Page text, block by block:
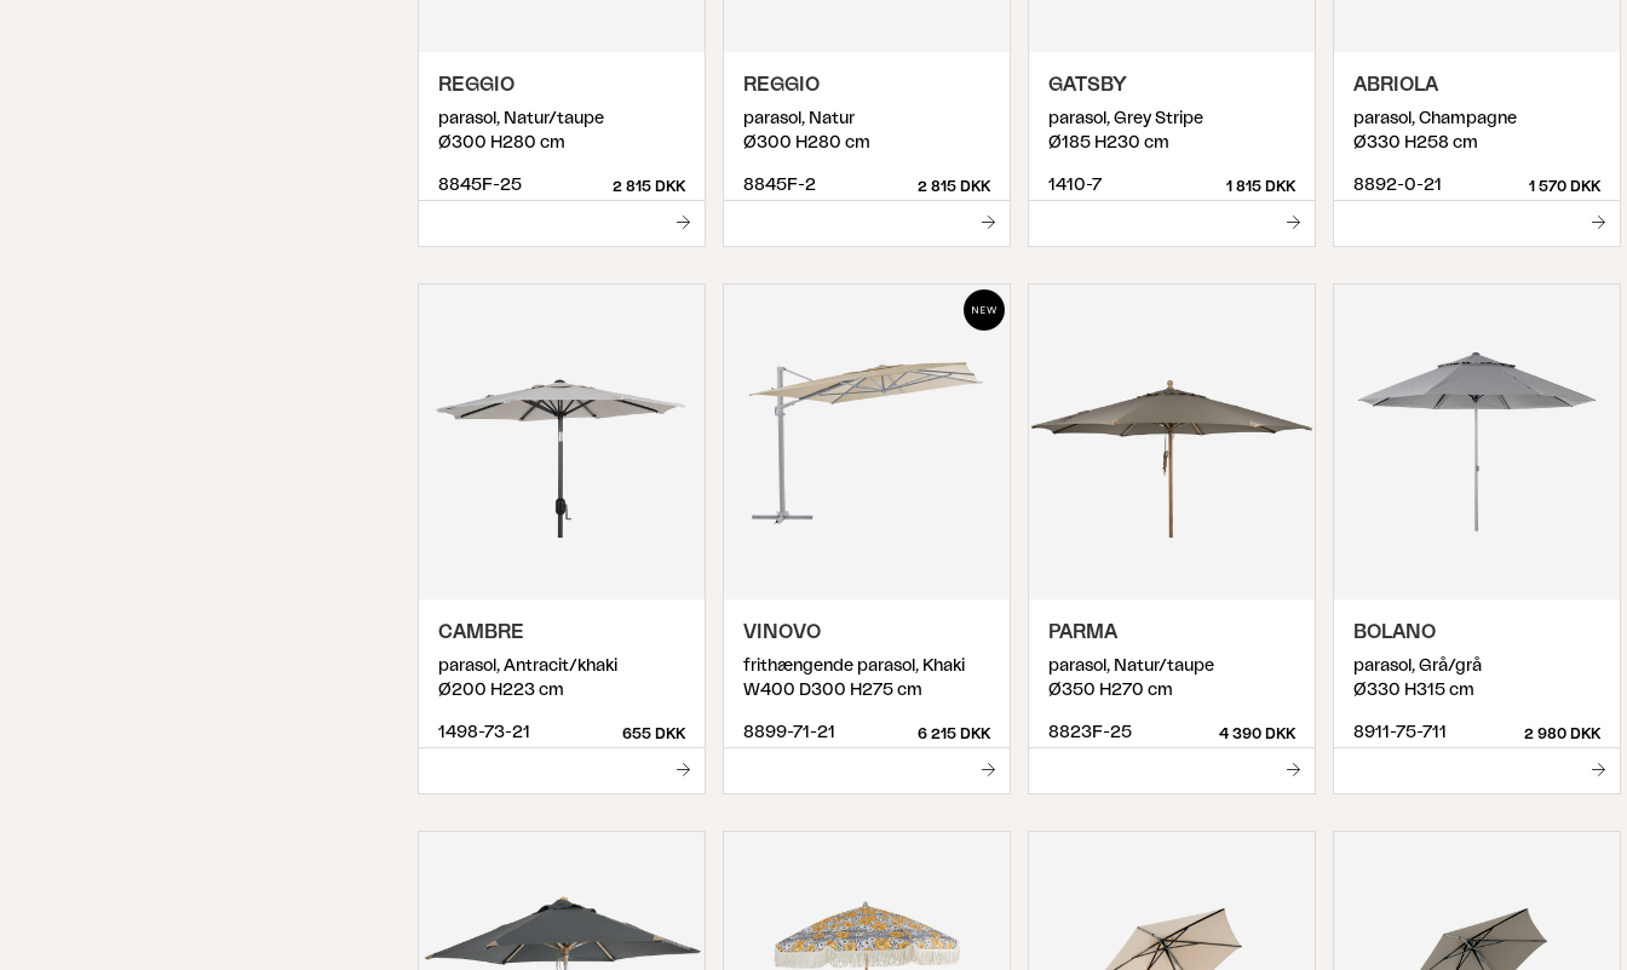
REGGIO
parasol, Natur/taupe
Ø300 H280 cm
8845F-25 2 815 DKK
REGGIO
parasol, Natur
Ø300 H280 cm
8845F-2 2 815 DKK
GATSBY
parasol, Grey Stripe
Ø185 H230 cm
1410-7 1 815 DKK
ABRIOLA
parasol, Champagne
Ø330 H258 cm
8892-0-21 1 570 DKK
CAMBRE
parasol, Antracit/khaki
Ø200 H223 cm
1498-73-21 655 DKK
VINOVO
frithængende parasol, Khaki
W400 D300 H275 cm
8899-71-21 6 215 DKK
PARMA
parasol, Natur/taupe
Ø350 H270 cm
8823F-25 4 390 DKK
BOLANO
parasol, Grå/grå
Ø330 H315 cm
8911-75-711 2 980 DKK